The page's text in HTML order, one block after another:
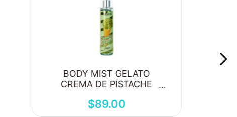
BODY MIST GELATO
CREMA DE PISTACHE
$89.00